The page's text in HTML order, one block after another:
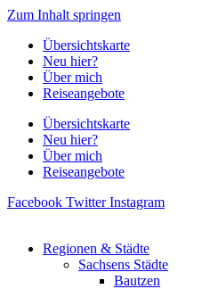
Zum Inhalt springen
Übersichtskarte
Neu hier?
Über mich
Reiseangebote
Übersichtskarte
Neu hier?
Über mich
Reiseangebote
Facebook Twitter Instagram
Regionen & Städte
Sachsens Städte
Bautzen